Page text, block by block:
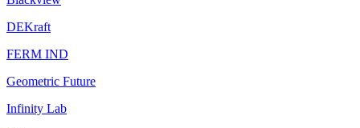
DEKraft
FERM IND
Geometric Future
Infinity Lab